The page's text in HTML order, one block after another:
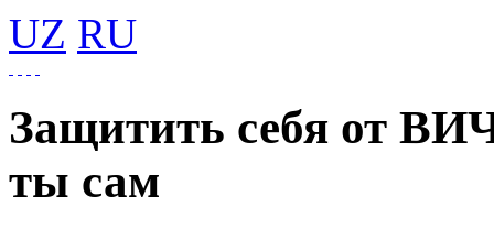
UZ RU
Защитить себя от
ты сам